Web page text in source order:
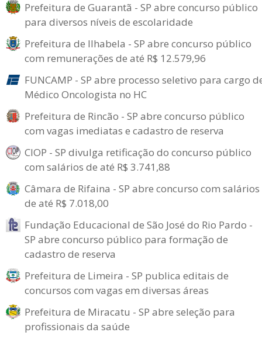
Prefeitura de Guarantã - SP abre concurso público
para diversos níveis de escolaridade
Prefeitura de Ilhabela - SP abre concurso público
com remunerações de até R$ 12.579,96
FUNCAMP - SP abre processo seletivo para cargo
Médico Oncologista no HC
Prefeitura de Rincão - SP abre concurso público
com vagas imediatas e cadastro de reserva
CIOP - SP divulga retificação do concurso público
com salários de até R$ 3.741,88
Câmara de Rifaina - SP abre concurso com salários
de até R$ 7.018,00
Fundação Educacional de São José do Rio Pardo -
SP abre concurso público para formação de
cadastro de reserva
Prefeitura de Limeira - SP publica editais de
concursos com vagas em diversas áreas
Prefeitura de Miracatu - SP abre seleção para
profissionais da saúde